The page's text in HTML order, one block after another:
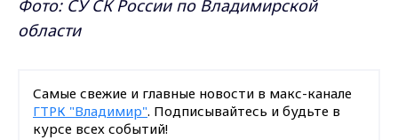
Фото: СУ СК России по Владимирской
области
Самые свежие и главные новости в макс-канале
ГТРК "Владимир". Подписывайтесь и будьте в
курсе всех событий!